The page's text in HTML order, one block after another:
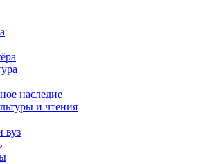
наследие
и чтения
вуз